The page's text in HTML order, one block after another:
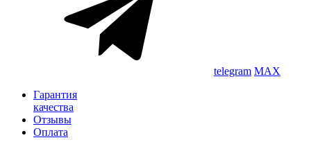
telegram MAX
Гарантия
качества
Отзывы
Оплата